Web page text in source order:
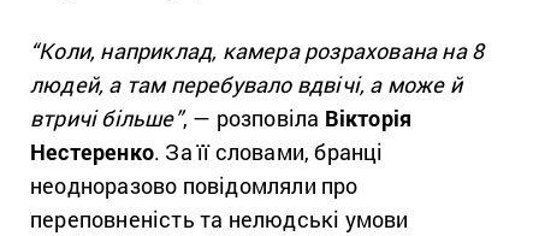
“Коли, наприклад, камера розрахована на 8
людей, а там перебувало вдвічі, а може й
втричі більше”, — розповіла Вікторія
Нестеренко. За її словами, бранці
неодноразово повідомляли про
переповненість та нелюдські умови